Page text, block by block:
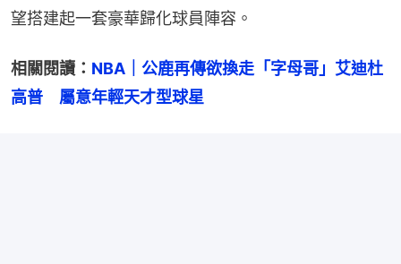
望搭建起一套豪華歸化球員陣容。
相關閱讀： NBA｜公鹿再傳欲換走「字母哥」艾迪杜
高普　屬意年輕天才型球星